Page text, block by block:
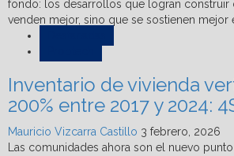
Inventario de vivienda
200% entre 2017 y 2024:
Mauricio Vizcarra Castillo 3 febrero, 2026
Las comunidades ahora son el nuevo